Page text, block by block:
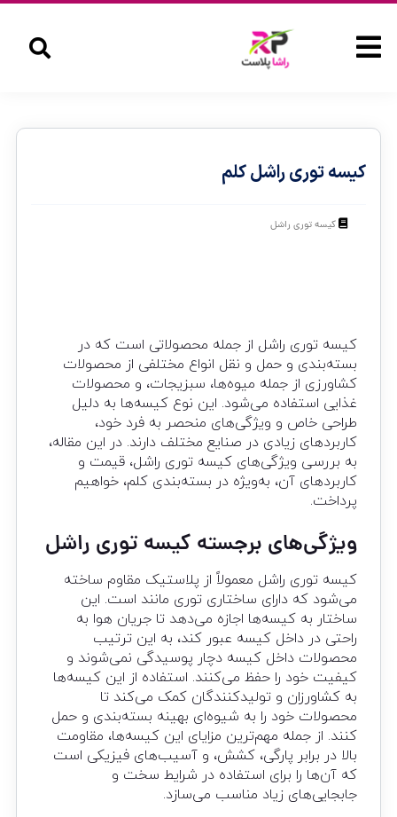
کیسه توری راشل کلم
کیسه توری راشل
کیسه توری راشل از جمله محصولاتی است که در
بسته‌بندی و حمل و نقل انواع مختلفی از محصولات
کشاورزی از جمله میوه‌ها، سبزیجات، و محصولات
غذایی استفاده می‌شود. این نوع کیسه‌ها به دلیل
طراحی خاص و ویژگی‌های منحصر به فرد خود،
کاربردهای زیادی در صنایع مختلف دارند. در این مقاله،
به بررسی ویژگی‌های کیسه توری راشل، قیمت و
کاربردهای آن، به‌ویژه در بسته‌بندی کلم، خواهیم
پرداخت.
ویژگی‌های برجسته کیسه توری راشل
کیسه توری راشل معمولاً از پلاستیک مقاوم ساخته
می‌شود که دارای ساختاری توری مانند است. این
ساختار به کیسه‌ها اجازه می‌دهد تا جریان هوا به
راحتی در داخل کیسه عبور کند، به این ترتیب
محصولات داخل کیسه دچار پوسیدگی نمی‌شوند و
کیفیت خود را حفظ می‌کنند. استفاده از این کیسه‌ها
به کشاورزان و تولیدکنندگان کمک می‌کند تا
محصولات خود را به شیوه‌ای بهینه بسته‌بندی و حمل
کنند. از جمله مهم‌ترین مزایای این کیسه‌ها، مقاومت
بالا در برابر پارگی، کشش، و آسیب‌های فیزیکی است
که آن‌ها را برای استفاده در شرایط سخت و
جابجایی‌های زیاد مناسب می‌سازد.